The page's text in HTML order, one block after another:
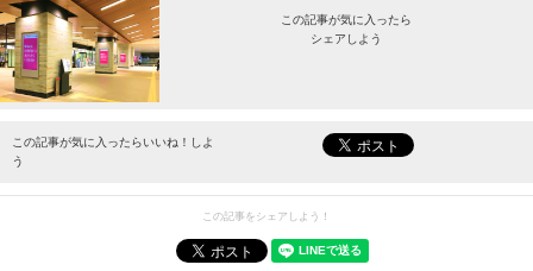
この記事が気に入ったら
シェアしよう
最新情報をお届けします。
この記事が気に入ったらいいね！しよ
う
この記事をシェアしよう！